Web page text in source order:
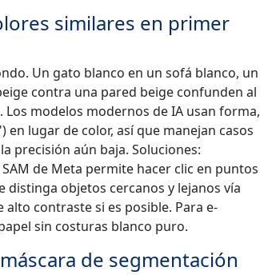
similares en primer
Un gato blanco en un sofá blanco, un
contra una pared beige confunden al
modelos modernos de IA usan forma,
lugar de color, así que manejan casos
precisión aún baja. Soluciones:
de Meta permite hacer clic en puntos
objetos cercanos y lejanos vía
contraste si es posible. Para e-
sin costuras blanco puro.
de segmentación